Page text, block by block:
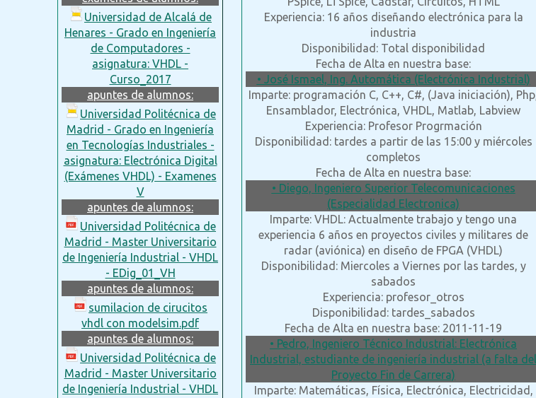
Universidad de Alcalá de
Henares - Grado en Ingeniería
de Computadores -
asignatura: VHDL -
Curso_2017
apuntes de alumnos:
Universidad Politécnica de
Madrid - Grado en Ingeniería
en Tecnologías Industriales -
asignatura: Electrónica Digital
(Exámenes VHDL) - Examenes
V
apuntes de alumnos:
Universidad Politécnica de
Madrid - Master Universitario
de Ingeniería Industrial - VHDL
- EDig_01_VH
apuntes de alumnos:
sumilacion de cirucitos
vhdl con modelsim.pdf
apuntes de alumnos:
Universidad Politécnica de
Madrid - Master Universitario
de Ingeniería Industrial - VHDL
Experiencia: 16 años diseñando electrónica para la
industria
Disponibilidad: Total disponibilidad
Fecha de Alta en nuestra base:
• José Ismael, Ing. Automática (Electrónica Industrial)
Imparte: programación C, C++, C#, (Java iniciación), Php,
Ensamblador, Electrónica, VHDL, Matlab, Labview
Experiencia: Profesor Progrmación
Disponibilidad: tardes a partir de las 15:00 y miércoles
completos
Fecha de Alta en nuestra base:
• Diego, Ingeniero Superior Telecomunicaciones
(Especialidad Electronica)
Imparte: VHDL: Actualmente trabajo y tengo una
experiencia 6 años en proyectos civiles y militares de
radar (aviónica) en diseño de FPGA (VHDL)
Disponibilidad: Miercoles a Viernes por las tardes, y
sabados
Experiencia: profesor_otros
Disponibilidad: tardes_sabados
Fecha de Alta en nuestra base: 2011-11-19
• Pedro, Ingeniero Técnico Industrial: Electrónica
Industrial, estudiante de ingeniería industrial (a falta del
Proyecto Fin de Carrera)
Imparte: Matemáticas, Física, Electrónica, Electricidad,